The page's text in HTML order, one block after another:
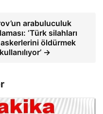
arabuluculuk
‘Türk silahları
askerlerini öldürmek
→